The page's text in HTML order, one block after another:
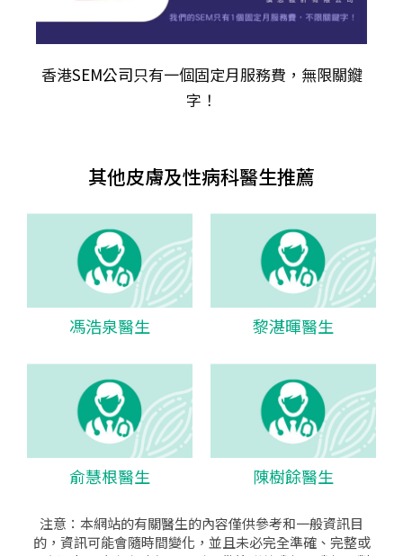
香港SEM公司只有一個固定月服務費，無限關𨫡
字！
其他皮膚及性病科醫生推薦
馮浩泉醫生 黎湛暉醫生
俞慧根醫生 陳樹餘醫生
注意：本網站的有關醫生的內容僅供參考和一般資訊目
的，資訊可能會隨時間變化，並且未必完全準確、完整或